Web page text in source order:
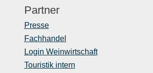
Partner
Presse
Fachhandel
Login Weinwirtschaft
Touristik intern